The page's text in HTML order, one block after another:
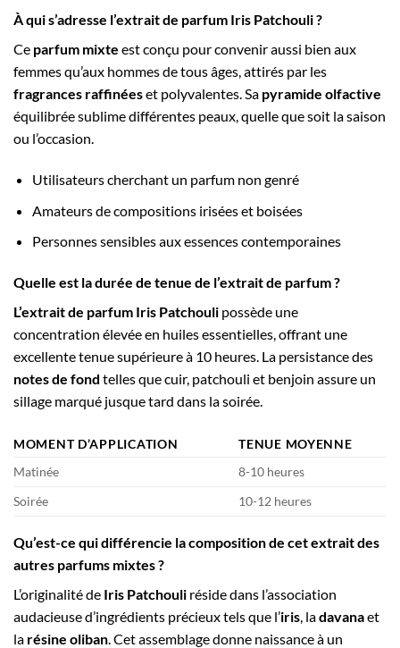
À qui s’adresse l’extrait de parfum Iris Patchouli ?
Ce parfum mixte est conçu pour convenir aussi bien aux
femmes qu’aux hommes de tous âges, attirés par les
fragrances raffinéeset polyvalentes. Sa pyramide olfactive
équilibrée sublime différentes peaux, quelle que soit la saison
ou l’occasion.
Utilisateurs cherchant un parfum non genré
Amateurs de compositions irisées et boisées
Personnes sensibles aux essences contemporaines
Quelle est la durée de tenue de l’extrait de parfum ?
L’extrait de parfum Iris Patchouli possède une
concentration élevée en huiles essentielles, offrant une
excellente tenue supérieure à 10 heures. La persistance des
notes de fond telles que cuir, patchouli et benjoin assure un
sillage marqué jusque tard dans la soirée.
MOMENT D’APPLICATION
TENUE MOYENNE
Matinée
8-10 heures
Soirée
10-12 heures
Qu’est-ce qui différencie la composition de cet extrait des
autres parfums mixtes ?
L’originalité de Iris Patchouli réside dans l’association
audacieuse d’ingrédients précieux tels que l’iris, ladavanaet
la résine oliban. Cet assemblage donne naissance à un